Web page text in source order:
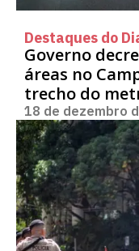
Destaques do
Governo
áreas no
trecho do
18 de dezembro